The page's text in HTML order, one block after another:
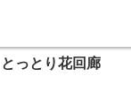
とっとり花回廊